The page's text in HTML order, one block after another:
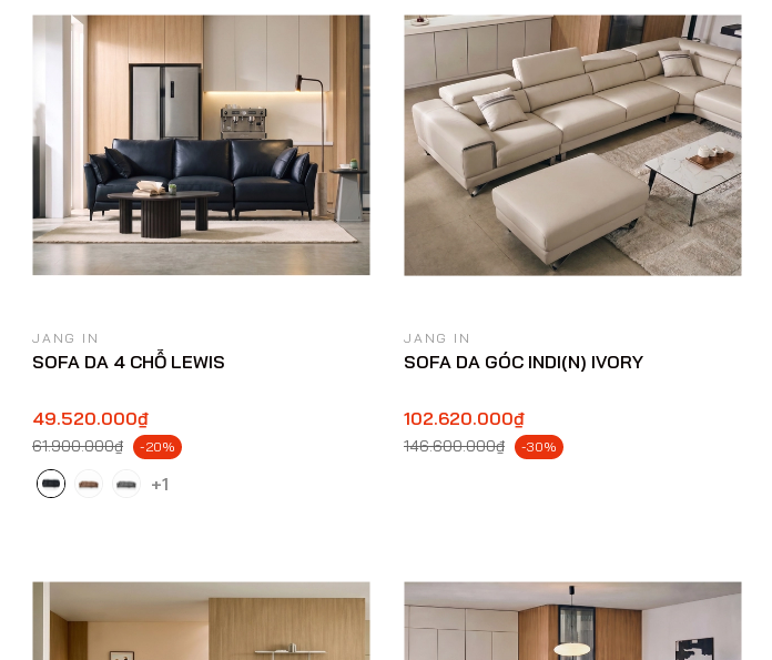
JANG IN
SOFA DA 4 CHỖ LEWIS
49.520.000₫
61.900.000₫ -20%
+1
JANG IN
SOFA DA GÓC INDI(N) IVORY
102.620.000₫
146.600.000₫ -30%